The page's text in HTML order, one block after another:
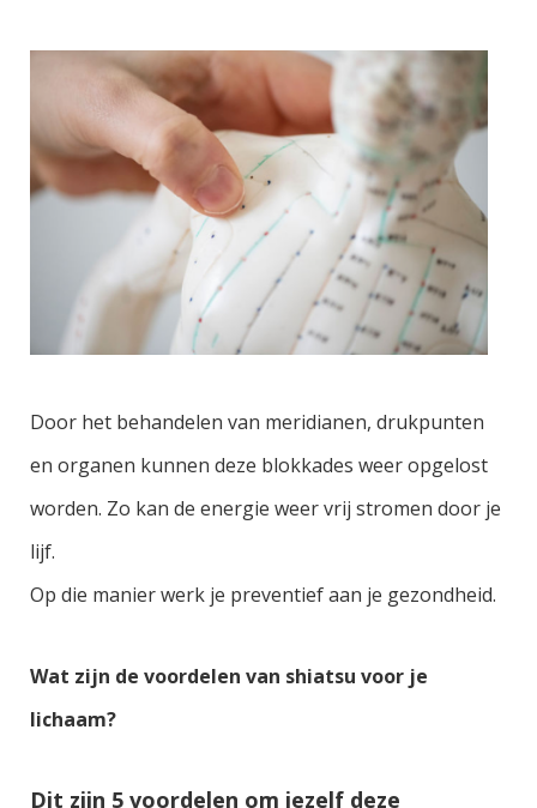
Door het behandelen van meridianen, drukpunten
en organen kunnen deze blokkades weer opgelost
worden. Zo kan de energie weer vrij stromen door je
lijf.
Op die manier werk je preventief aan je gezondheid.
Wat zijn de voordelen van shiatsu voor je
lichaam?
Dit zijn 5 voordelen om jezelf deze